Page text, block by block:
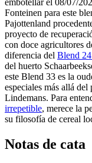
embotellar el 08/07/
Fonteinen para este
Pajottenland
proyecto de
con doce agricultores
diferencia del Blend
del huerto
este Blend 33 es la
especiales más allá
Lindemans. Para
irrepetible, merece la
su filosofía de cereal
Notas de cata